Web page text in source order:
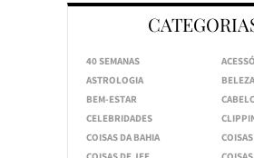
40 SEMANAS
ASTROLOGIA
BELEZA
BEM-ESTAR
CELEBRIDADES
COISAS DA BAHIA